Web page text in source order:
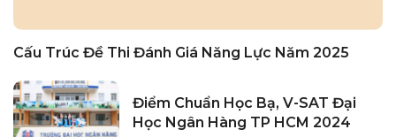
Cấu Trúc Đề Thi Đánh Giá Năng Lực Năm 2025
Điểm Chuẩn Học Bạ, V-SAT Đại
Học Ngân Hàng TP HCM 2024